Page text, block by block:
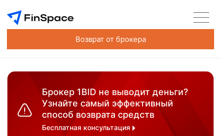
Возврат от брокера
Брокер 1BID не выводит деньги?
Узнайте самый эффективный
способ возврата средств
Бесплатная консультация